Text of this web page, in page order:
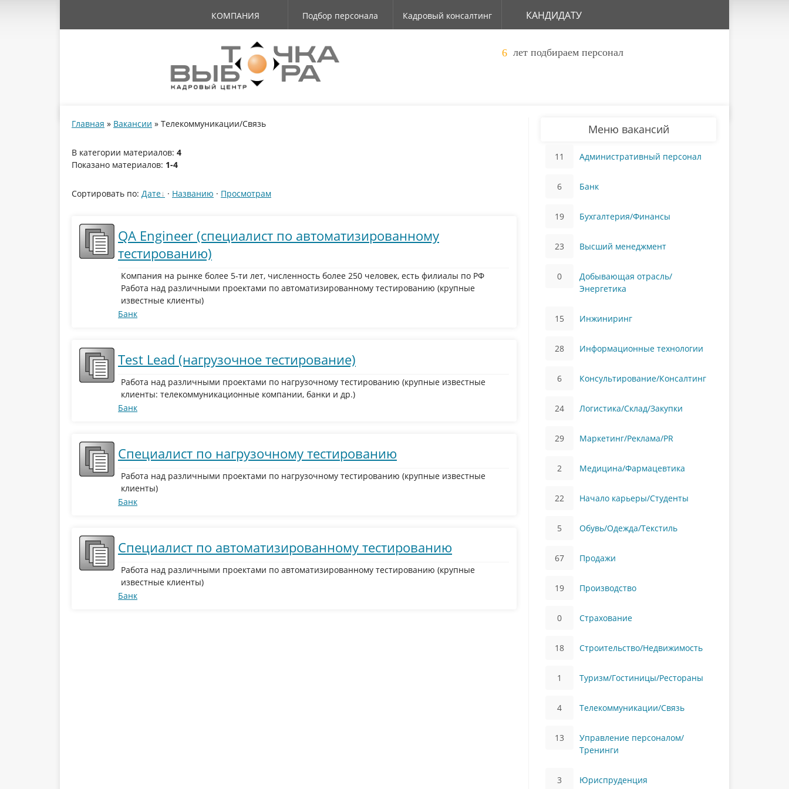
КОМПАНИЯ Подбор персонала Кадровый консалтинг КАНДИДАТУ
10 лет подбираем персонал
Главная » Вакансии » Телекоммуникации/Связь
В категории материалов: 4
Показано материалов: 1-4
Сортировать по: Дате · Названию · Просмотрам
QA Engineer (специалист по автоматизированному
тестированию)
Компания на рынке более 5-ти лет, численность более 250 человек, есть филиалы по РФ
Работа над различными проектами по автоматизированному тестированию (крупные
известные клиенты)
Банк
Test Lead (нагрузочное тестирование)
Работа над различными проектами по нагрузочному тестированию (крупные известные
клиенты: телекоммуникационные компании, банки и др.)
Банк
Специалист по нагрузочному тестированию
Работа над различными проектами по нагрузочному тестированию (крупные известные
клиенты)
Банк
Специалист по автоматизированному тестированию
Работа над различными проектами по автоматизированному тестированию (крупные
известные клиенты)
Банк
Меню вакансий
11 Административный персонал
6 Банк
19 Бухгалтерия/Финансы
23 Высший менеджмент
0
Добывающая отрасль/
Энергетика
15 Инжиниринг
28 Информационные технологии
6 Консультирование/Консалтинг
24 Логистика/Склад/Закупки
29 Маркетинг/Реклама/PR
2 Медицина/Фармацевтика
22 Начало карьеры/Студенты
5 Обувь/Одежда/Текстиль
67 Продажи
19 Производство
0 Страхование
18 Строительство/Недвижимость
1 Туризм/Гостиницы/Рестораны
4 Телекоммуникации/Связь
13
Управление персоналом/
Тренинги
3 Юриспруденция